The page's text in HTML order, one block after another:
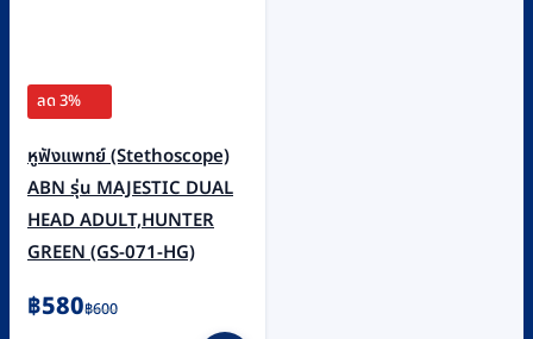
ลด 3%
หูฟังแพทย์ (Stethoscope)
ABN รุ่น MAJESTIC DUAL
HEAD ADULT,HUNTER
GREEN (GS-071-HG)
฿600
Original
฿580
Current